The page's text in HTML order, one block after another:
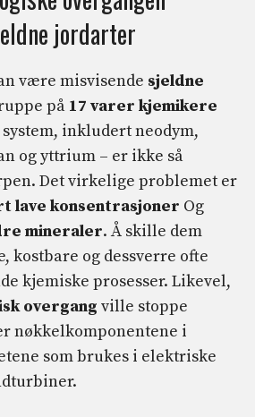
jordarter
være misvisende sjeldne
på 17 varer kjemikere
inkludert neodym,
og yttrium – er ikke så
Det virkelige problemet er
lave konsentrasjoner Og
mineraler. Å skille dem
kostbare og dessverre ofte
kjemiske prosesser. Likevel,
overgang ville stoppe
nøkkelkomponentene i
som brukes i elektriske